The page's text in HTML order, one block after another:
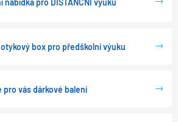
box pro předškolní výuku
pro vás dárkové balení